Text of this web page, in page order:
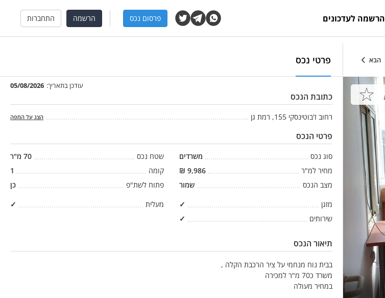
הרשמה לעדכונים פרסום נכס הרשמה התחברות
הבא פרטי נכס
עודכן בתאריך: 05/08/2026
כתובת הנכס
רחוב ז'בוטינסקי 155, רמת גן הצג על המפה
פרטי הנכס
סוג נכס משרדים שטח נכס 70 מ"ר
מחיר למ"ר
9,986
₪ קומה
1
מצב הנכס
שמור פתוח לשת"פ
כן
מזגן
✓ מעלית
✓
שירותים
✓
תיאור הנכס
בבית נוח מנחמי על ציר הרכבת הקלה ,
משרד כ70 מ"ר למכירה
במחיר מעולה